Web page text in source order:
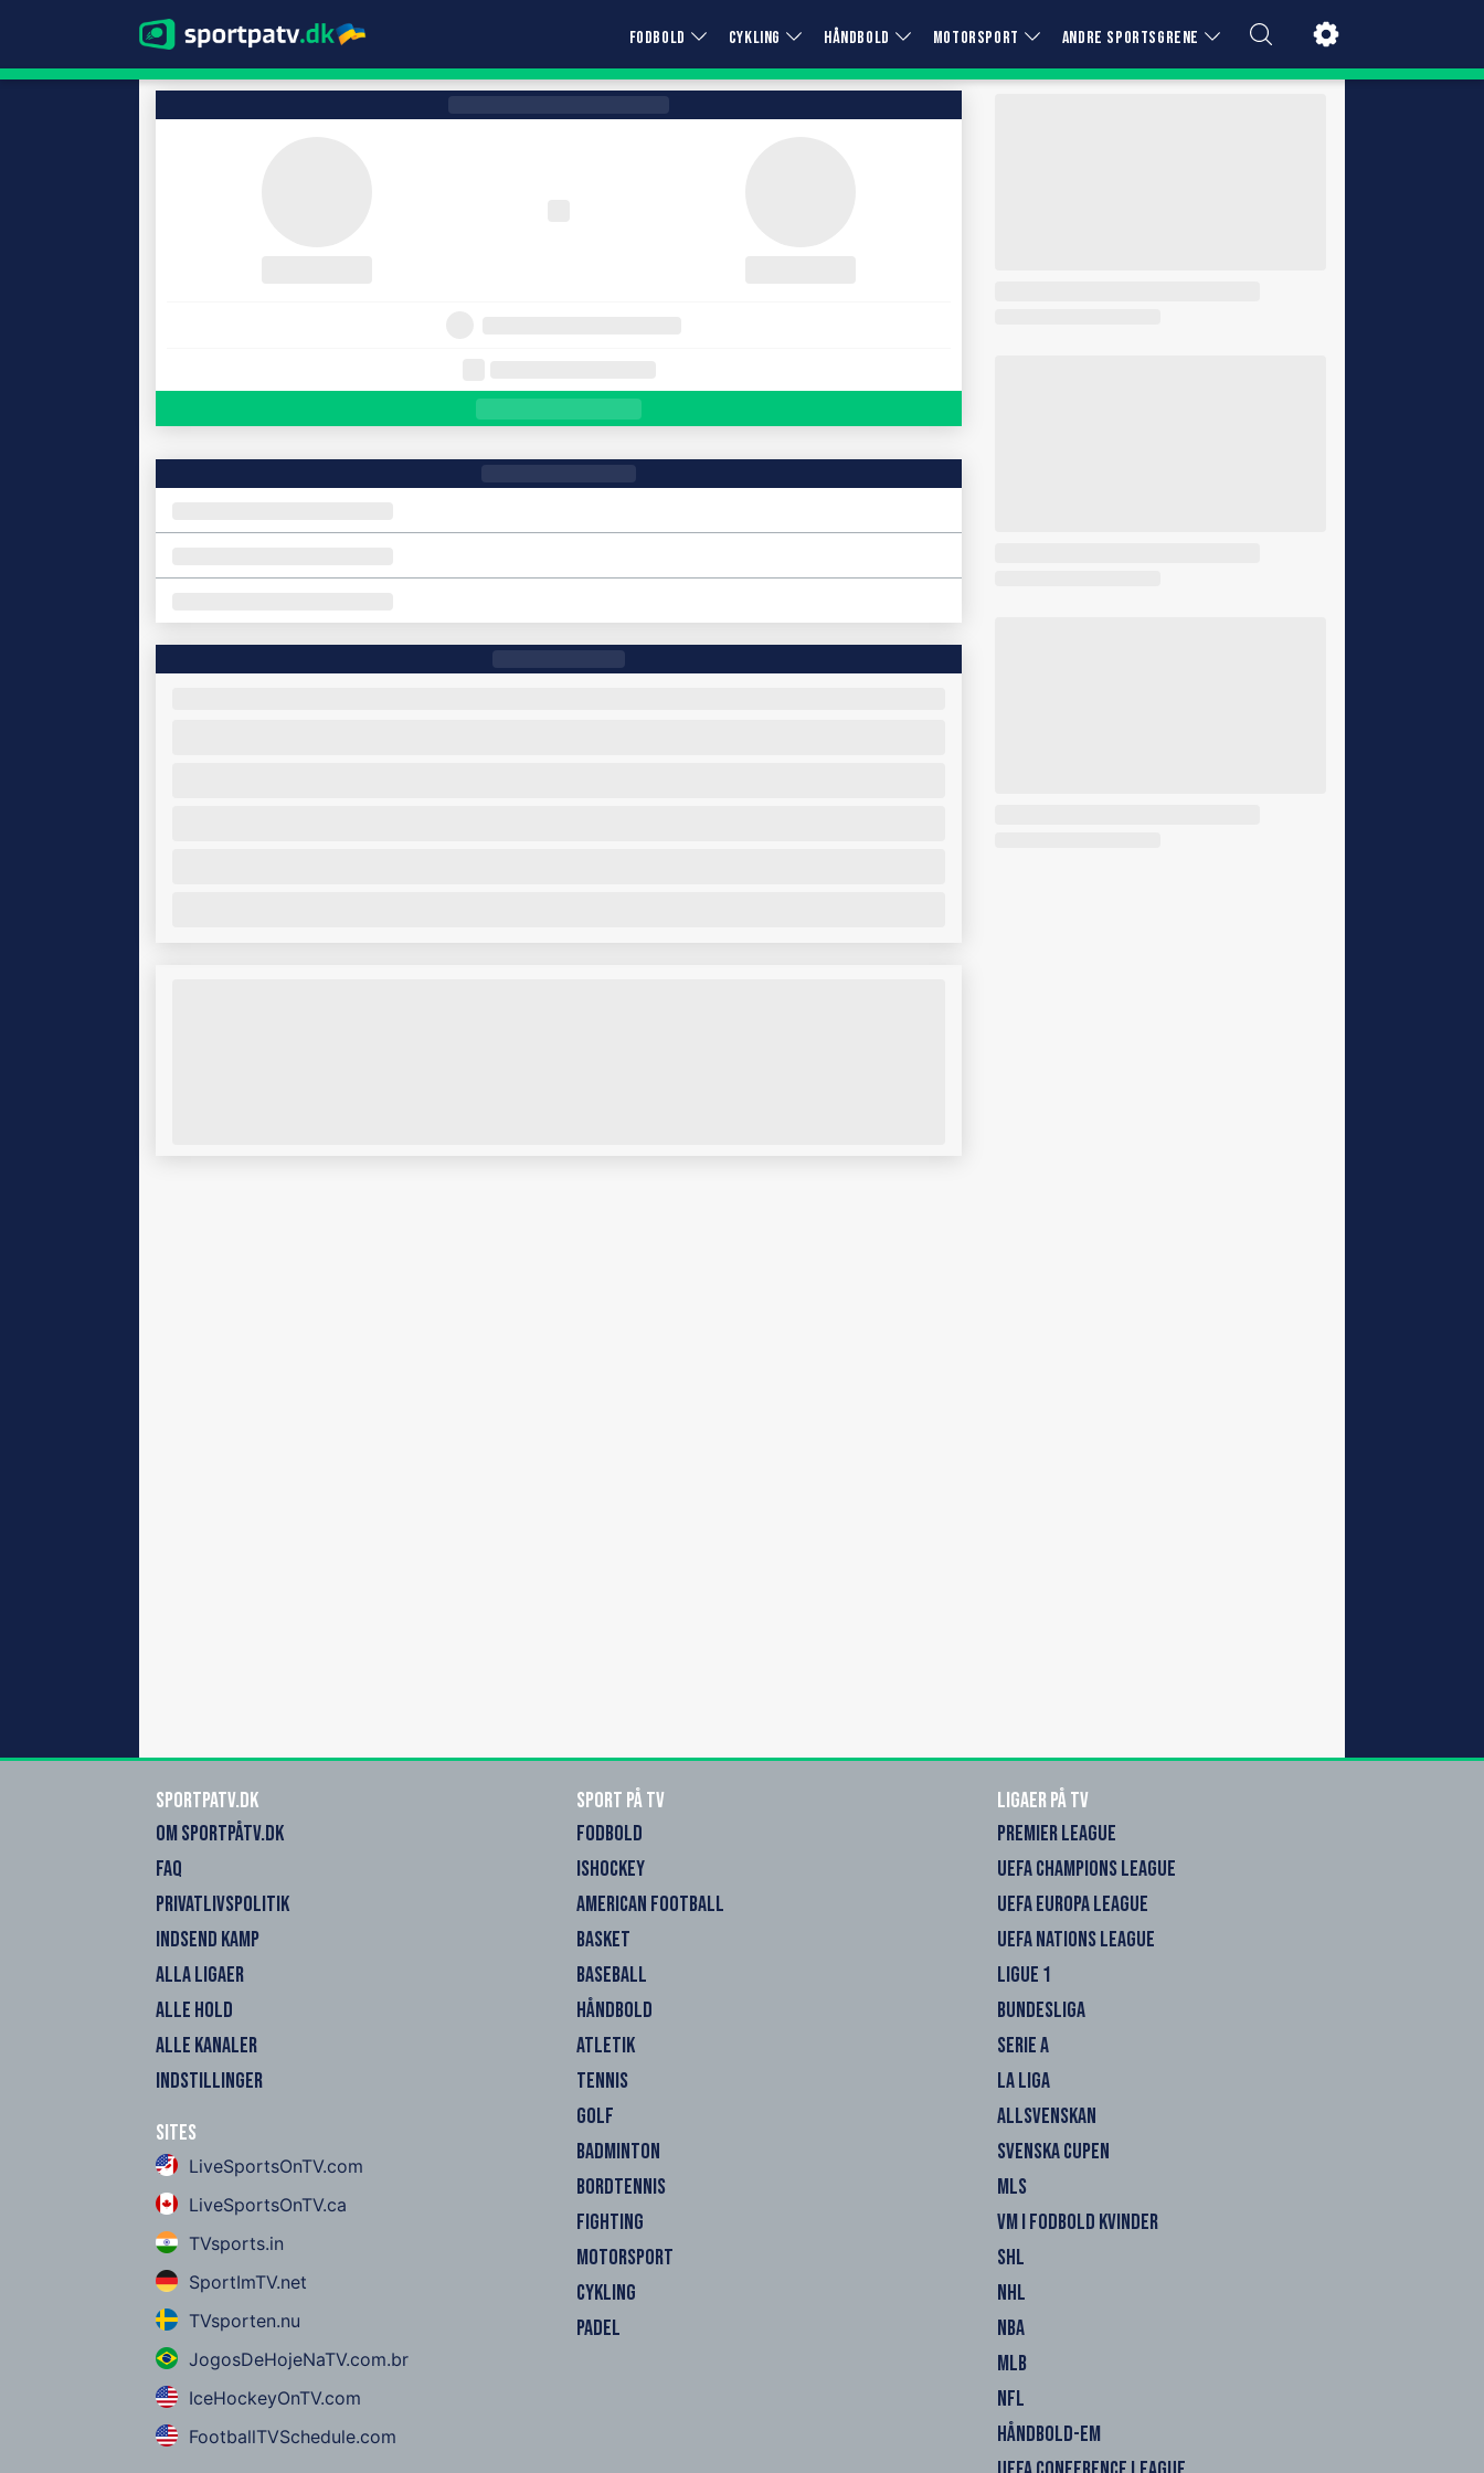
FODBOLD CYKLING HÅNDBOLD MOTORSPORT ANDRE SPORTSGRENE
SportPaTV.dk
OM SPORTPÅTV.DK
FAQ
PRIVATLIVSPOLITIK
INDSEND KAMP
ALLA LIGAER
ALLE HOLD
ALLE KANALER
INDSTILLINGER
Sites
LiveSportsOnTV.com
LiveSportsOnTV.ca
TVsports.in
SportImTV.net
TVsporten.nu
JogosDeHojeNaTV.com.br
IceHockeyOnTV.com
FootballTVSchedule.com
Sport på TV
FODBOLD
ISHOCKEY
AMERICAN FOOTBALL
BASKET
BASEBALL
HÅNDBOLD
ATLETIK
TENNIS
GOLF
BADMINTON
BORDTENNIS
FIGHTING
MOTORSPORT
CYKLING
PADEL
Ligaer på TV
PREMIER LEAGUE
UEFA CHAMPIONS LEAGUE
UEFA EUROPA LEAGUE
UEFA NATIONS LEAGUE
LIGUE 1
BUNDESLIGA
SERIE A
LA LIGA
ALLSVENSKAN
SVENSKA CUPEN
MLS
VM I FODBOLD KVINDER
SHL
NHL
NBA
MLB
NFL
HÅNDBOLD-EM